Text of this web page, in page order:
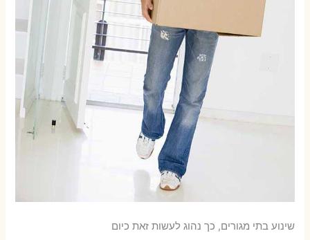
שינוע בתי מגורים, כך נהוג לעשות זאת כיום